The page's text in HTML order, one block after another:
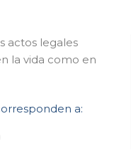
actos legales
la vida como en
a: